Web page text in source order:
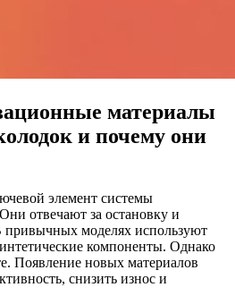
материалы
и почему они
элемент системы
отвечают за остановку и
привычных моделях используют
компоненты. Однако
Появление новых материалов
снизить износ и